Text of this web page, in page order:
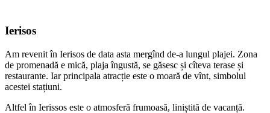
Ierisos
Am revenit în Ierisos de data asta mergînd de-a lungul plajei. Zona
de promenadă e mică, plaja îngustă, se găsesc și cîteva terase și
restaurante. Iar principala atracție este o moară de vînt, simbolul
acestei stațiuni.
Altfel în Ierissos este o atmosferă frumoasă, liniștită de vacanță.